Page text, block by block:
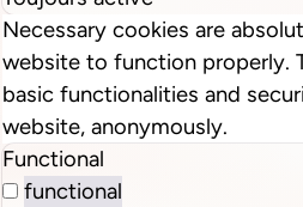
Necessary cookies are
website to function properly.
basic functionalities and
website, anonymously.
Functional
functional